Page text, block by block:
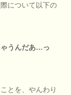
について以下の
ゃうんだあ…っ
とを、やんわり